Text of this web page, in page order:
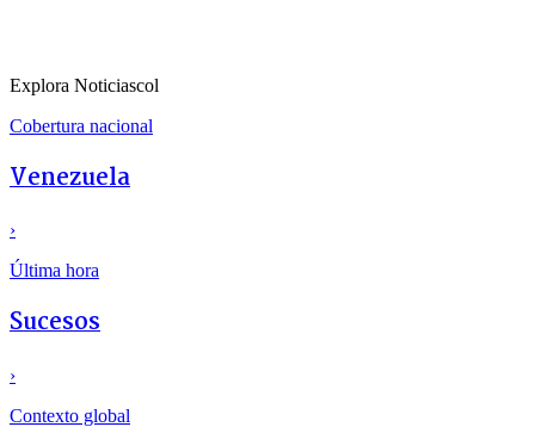
Explora Noticiascol
Cobertura nacional
Venezuela
›
Última hora
Sucesos
›
Contexto global